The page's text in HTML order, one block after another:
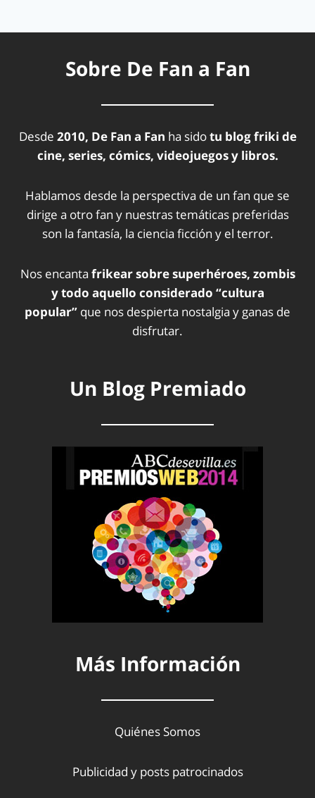
Sobre De Fan a Fan
Desde 2010, De Fan a Fan ha sidotu blog friki de
cine, series, cómics, videojuegos y libros.
Hablamos desde la perspectiva de un fan que se
dirige a otro fan y nuestras temáticas preferidas
son la fantasía, la ciencia ficción y el terror.
Nos encanta frikear sobre superhéroes, zombis
y todo aquello considerado “cultura
popular” que nos despierta nostalgia y ganas de
disfrutar.
Un Blog Premiado
Más Información
Quiénes Somos
Publicidad y posts patrocinados